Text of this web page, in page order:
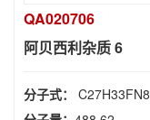
QA020706
阿贝西利杂质 6
分子式： C27H33FN8